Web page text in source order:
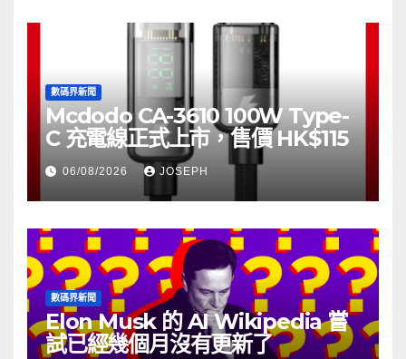
數碼界新聞
Mcdodo CA-3610 100W Type-
C 充電線正式上市，售價 HK$115
06/08/2026 JOSEPH
數碼界新聞
Elon Musk 的 AI Wikipedia 嘗
試已經幾個月沒有更新了